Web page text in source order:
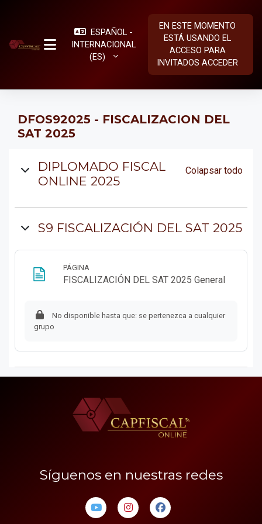
PANEL LATERAL
ESPAÑOL -
INTERNACIONAL
‎(ES)‎
EN ESTE MOMENTO
ESTÁ USANDO EL
ACCESO PARA
INVITADOSACCEDER
DFOS92025 - FISCALIZACION DEL
SAT 2025
Diagrama de temas
DIPLOMADO FISCAL
ONLINE 2025
Colapsar todo
S9 FISCALIZACIÓN DEL SAT 2025
PÁGINA
FISCALIZACIÓN DEL SAT 2025 GeneralPágina
No disponible hasta que: se pertenezca a cualquier
grupo
Síguenos en nuestras redes